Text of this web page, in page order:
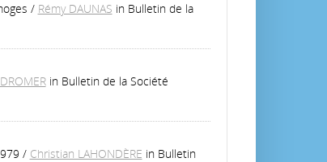
/ Rémy DAUNAS in Bulletin de la
in Bulletin de la Société
/ Christian LAHONDÈRE in Bulletin